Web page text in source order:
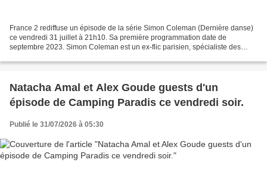
France 2 rediffuse un épisode de la série Simon Coleman (Dernière danse)
ce vendredi 31 juillet à 21h10. Sa première programmation date de
septembre 2023. Simon Coleman est un ex-flic parisien, spécialiste des
Natacha Amal et Alex Goude guests d'un
épisode de Camping Paradis ce vendredi soir.
Publié le 31/07/2026 à 05:30